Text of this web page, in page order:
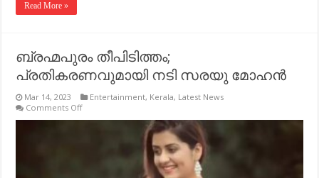
Read More »
ബ്രഹ്മപുരം തീപിടിത്തം;
പ്രതികരണവുമായി നടി സരയു മോഹൻ
Mar 14, 2023 Entertainment, Kerala, Latest News
Comments Offon
ബ്രഹ്മപുരം
പ്രതികരണവുമായി